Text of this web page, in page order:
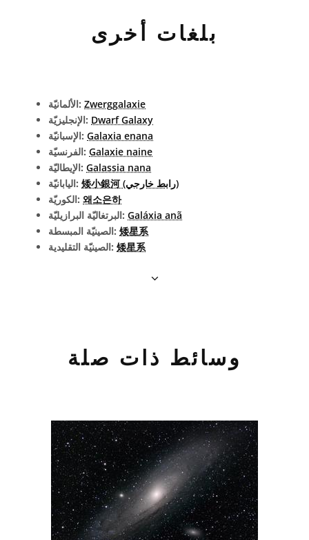
بلغات أخرى
الألمانيّة: Zwerggalaxie
الإنجليزيّة: Dwarf Galaxy
الإسبانيّة: Galaxia enana
الفرنسيّة: Galaxie naine
الإيطاليّة: Galassia nana
اليابانيّة:
矮小銀河 (رابط خارجي)
الكوريّة: 왜소은하
البرتغاليّة البرازيليّة: Galáxia anã
الصينيّة المبسطة: 矮星系
الصينيّة التقليدية: 矮星系
وسائط ذات صلة